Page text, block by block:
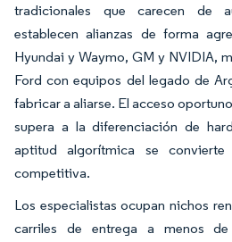
tradicionales que carecen de
establecen alianzas de forma
Hyundai y Waymo, GM y NVIDIA,
Ford con equipos del legado de
fabricar a aliarse. El acceso
supera a la diferenciación de
aptitud algorítmica se
competitiva.
Los especialistas ocupan nichos
carriles de entrega a menos